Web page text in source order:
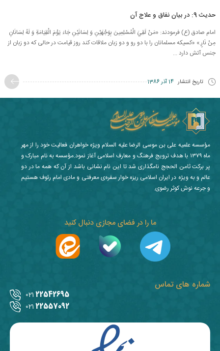
حدیث 9: در بیان نفاق و علاج آن
امام صادق (ع) فرمودند: «مَنْ لَقِيَ الْمُسْلِمِينَ‏ بِوَجْهَيْنِ وَ لِسَانَيْنِ جَاءَ يَوْمَ الْقِيَامَةِ وَ لَهُ لِسَانَانِ‏
مِنْ نَارٍ.» «کسیکه مسلمانان را با دو رو و دو زبان ملاقات کند روز قیامت در حالی که دو زبان از
جنس آتش دارد ...
تاریخ انتشار 14 آذر 1386
شماره های تماس
22542695
021
22557092
021
ما را در فضای مجازی دنبال کنید
مؤسسه علمیه علی بن موسی الرضا علیه السلام ویژه خواهران فعالیت خود را از مهر
ماه ۱۳۷۹ با هدف ترویج فرهنگ و معارف اسلامی آغاز نمود.مؤسسه به نام مبارک و
پر برکت ثامن الحجج نامگذاری شد تا این نام نشانی باشد از آن که همه ما در دو
عالم و به ویژه در ایران اسلامی ریزه خوار سفره‌ی معرفتی و مادی امام رئوف هستیم
و جرعه نوش کوثر رضوی.